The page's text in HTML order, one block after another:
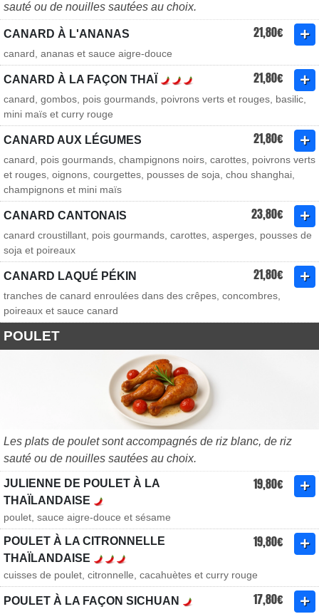
sauté ou de nouilles sautées au choix.
CANARD À L'ANANAS 21,80€
canard, ananas et sauce aigre-douce
CANARD À LA FAÇON THAÏ 21,80€
canard, gombos, pois gourmands, poivrons verts et rouges, basilic,
mini maïs et curry rouge
CANARD AUX LÉGUMES 21,80€
canard, pois gourmands, champignons noirs, carottes, poivrons verts
et rouges, oignons, courgettes, pousses de soja, chou shanghai,
champignons et mini maïs
CANARD CANTONAIS 23,80€
canard croustillant, pois gourmands, carottes, asperges, pousses de
soja et poireaux
CANARD LAQUÉ PÉKIN 21,80€
tranches de canard enroulées dans des crêpes, concombres,
poireaux et sauce canard
POULET
Les plats de poulet sont accompagnés de riz blanc, de riz
sauté ou de nouilles sautées au choix.
JULIENNE DE POULET À LA
THAÏLANDAISE
19,80€
poulet, sauce aigre-douce et sésame
POULET À LA CITRONNELLE
THAÏLANDAISE
19,80€
cuisses de poulet, citronnelle, cacahuètes et curry rouge
POULET À LA FAÇON SICHUAN 17,80€